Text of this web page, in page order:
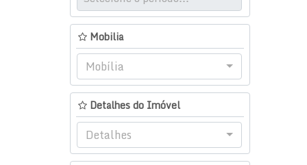
Florianópolis (1)
Ingleses do Rio Vermelho (1)
Mobilia
Mobília
Detalhes do Imóvel
Detalhes